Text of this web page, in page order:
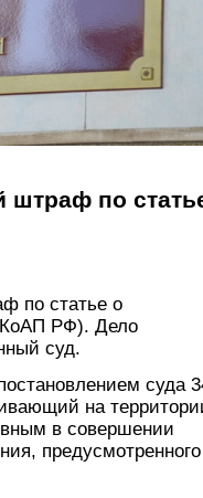
по
по статье о
КоАП РФ). Дело
суд.
суда
на
в совершении
предусмотренного